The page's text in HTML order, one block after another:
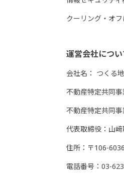
クーリング・オ
運営会社につい
会社名： つくる
不動産特定共同
不動産特定共同
代表取締役：山﨑
住所：〒106-
電話番号：03-